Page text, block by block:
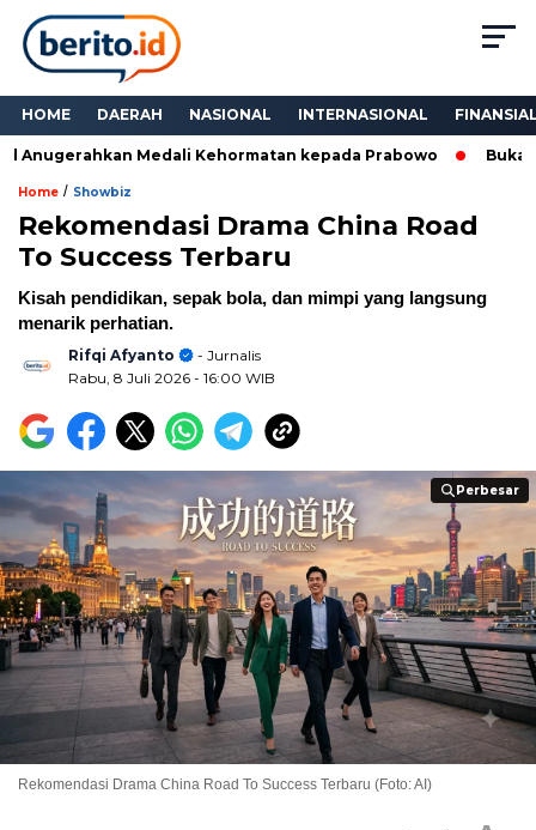
HOME DAERAH NASIONAL INTERNASIONAL
Medali Kehormatan kepada Prabowo Bukan
Home / Showbiz
Rekomendasi Drama China Road
To Success Terbaru
Kisah pendidikan, sepak bola, dan mimpi yang langsung
menarik perhatian.
Rifqi Afyanto
- Jurnalis
Rabu, 8 Juli 2026 - 16:00 WIB
Perbesar
Perbesar
Rekomendasi Drama China Road To Success Terbaru (Foto: AI)